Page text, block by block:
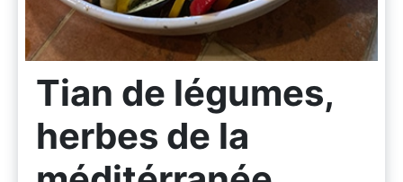
Tian de légumes,
herbes de la